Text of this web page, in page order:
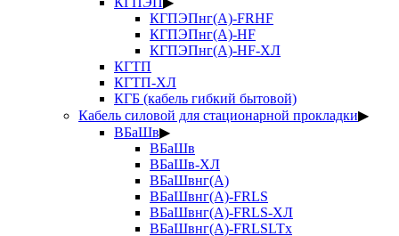
КГПЭПнг(А)-FRHF
КГПЭПнг(А)-HF
КГПЭПнг(А)-HF-ХЛ
КГТП
КГТП-ХЛ
КГБ (кабель гибкий бытовой)
Кабель силовой для стационарной прокладки▶
ВБаШв▶
ВБаШв
ВБаШв-ХЛ
ВБаШвнг(А)
ВБаШвнг(А)-FRLS
ВБаШвнг(А)-FRLS-ХЛ
ВБаШвнг(А)-FRLSLTx